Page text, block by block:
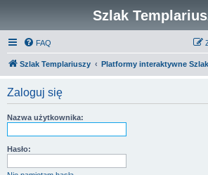
Szlak
FAQ
Szlak Templariuszy Platformy interaktywne
Zaloguj się
Nazwa użytkownika:
Hasło: